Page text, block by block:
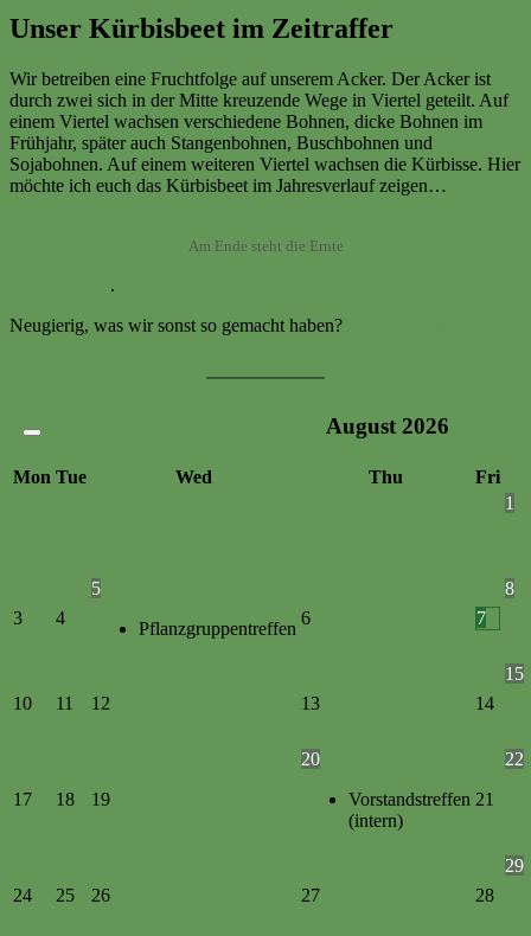
Unser Kürbisbeet im Zeitraffer
Wir betreiben eine Fruchtfolge auf unserem Acker. Der Acker ist
durch zwei sich in der Mitte kreuzende Wege in Viertel geteilt. Auf
einem Viertel wachsen verschiedene Bohnen, dicke Bohnen im
Frühjahr, später auch Stangenbohnen, Buschbohnen und
Sojabohnen. Auf einem weiteren Viertel wachsen die Kürbisse. Hier
möchte ich euch das Kürbisbeet im Jahresverlauf zeigen…
Am Ende steht die Ernte
.
Neugierig, was wir sonst so gemacht haben?
August 2026
Mon Tue Wed Thu
Fri
1
3 4
5
Pflanzgruppentreffen
6 7
8
10 11 12 13 14
15
17 18 19
20
Vorstandstreffen
(intern)
21
22
24 25 26 27 28
29